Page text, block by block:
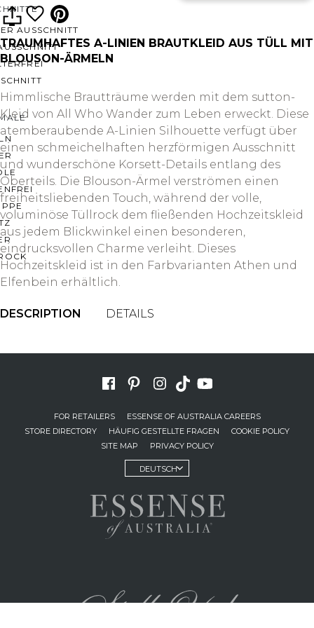
AUSSCHNITT
TRAUMHAFTES A-LINIEN BRAUTKLEID AUS TÜLL MIT
BLOUSON-ÄRMELN
Himmlische Brautträume werden mit dem sutton-
Kleid von All Who Wander zum Leben erweckt. Diese
atemberaubende A-Linien Silhouette verfügt über
einen schmeichelhaften herzförmigen Ausschnitt
und wunderschöne Korsett-Details entlang des
Oberteils. Die Blouson-Ärmel verströmen einen
freiheitsliebenden Touch, während der volle,
voluminöse Tüllrock dem fließenden Hochzeitskleid
aus jedem Blickwinkel einen besonderen,
eindrucksvollen Charme verleiht. Dieses
Hochzeitskleid ist in den Farbvarianten Athen und
Elfenbein erhältlich.
DESCRIPTION DETAILS
FOR RETAILERS
ESSENSE OF AUSTRALIA CAREERS
STORE DIRECTORY
HÄUFIG GESTELLTE FRAGEN
COOKIE POLICY
SITE MAP
PRIVACY POLICY
DEUTSCH